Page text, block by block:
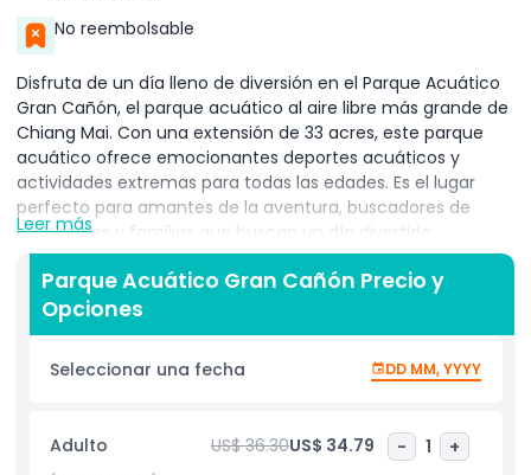
No reembolsable
Disfruta de un día lleno de diversión en el Parque Acuático
Gran Cañón, el parque acuático al aire libre más grande de
Chiang Mai. Con una extensión de 33 acres, este parque
acuático ofrece emocionantes deportes acuáticos y
actividades extremas para todas las edades. Es el lugar
perfecto para amantes de la aventura, buscadores de
emociones y familias que buscan un día divertido.
Para quienes aman la aventura, prueben a saltar desde
plataformas altas al agua o desafíense con la tirolesa
sobre el parque. Pon a prueba tus habilidades con la
humana acuático, donde serás lanzado al agua. También
acuático que te da una experiencia similar al surf.
Leer más
Parque Acuático Gran Cañón Precio y
Opciones
Seleccionar una fecha DD MM, YYYY
Adulto US$ 36.30US$ 34.79 - 1 +